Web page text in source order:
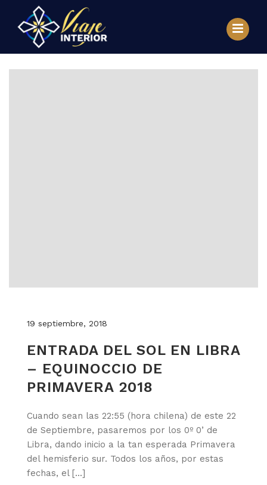
19 septiembre, 2018
ENTRADA DEL SOL EN LIBRA
– EQUINOCCIO DE
PRIMAVERA 2018
Cuando sean las 22:55 (hora chilena) de este 22
de Septiembre, pasaremos por los 0º 0’ de
Libra, dando inicio a la tan esperada Primavera
del hemisferio sur. Todos los años, por estas
fechas, el [...]